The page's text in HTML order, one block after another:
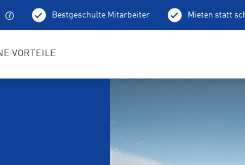
Bestgeschulte Mitarbeiter Mieten statt
VORTEILE